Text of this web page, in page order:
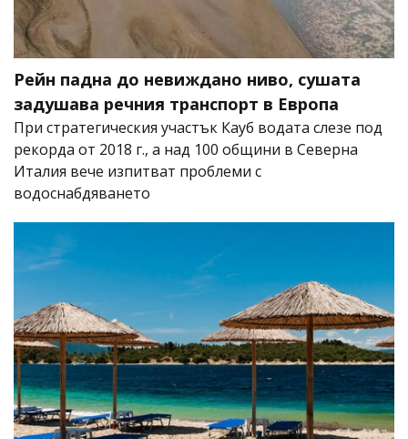
Рейн падна до невиждано ниво, сушата
задушава речния транспорт в Европа
При стратегическия участък Кауб водата слезе под
рекорда от 2018 г., а над 100 общини в Северна
Италия вече изпитват проблеми с
водоснабдяването